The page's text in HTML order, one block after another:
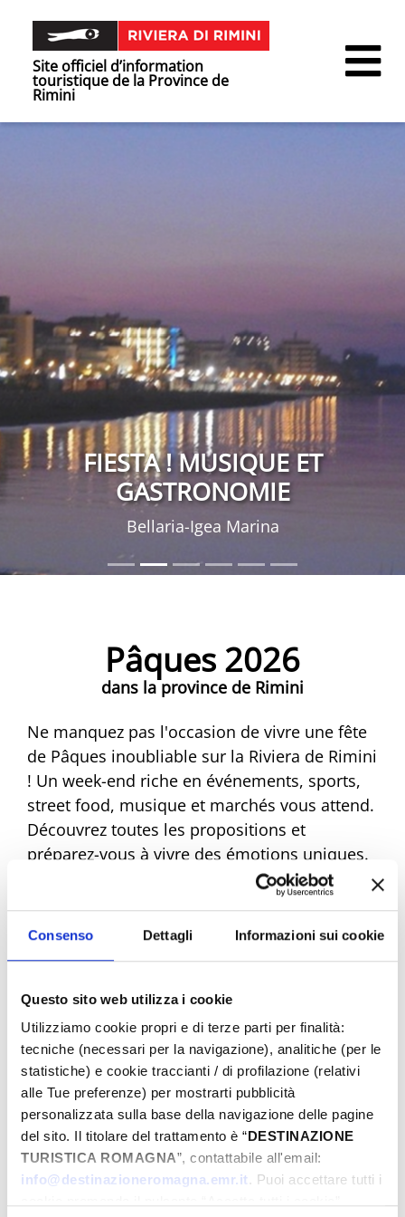
Consenso Dettagli Informazioni sui cookie
Questo sito web utilizza i cookie
Utilizziamo cookie propri e di terze parti per finalità:
tecniche (necessari per la navigazione), analitiche (per le
statistiche) e cookie traccianti / di profilazione (relativi
alle Tue preferenze) per mostrarti pubblicità
personalizzata sulla base della navigazione delle pagine
del sito. Il titolare del trattamento è “DESTINAZIONE
TURISTICA ROMAGNA”, contattabile all'email:
info@destinazioneromagna.emr.it. Puoi accettare tutti i
Site officiel d’information
touristique de la Province de
Rimini
FIESTA ! MUSIQUE ET
GASTRONOMIE
Bellaria-Igea Marina
Pâques 2026
dans la province de Rimini
Ne manquez pas l'occasion de vivre une fête
de Pâques inoubliable sur la Riviera de Rimini
! Un week-end riche en événements, sports,
street food, musique et marchés vous attend.
Découvrez toutes les propositions et
préparez-vous à vivre des émotions uniques.
Réservez dès maintenant votre Pâques de
Du
Au